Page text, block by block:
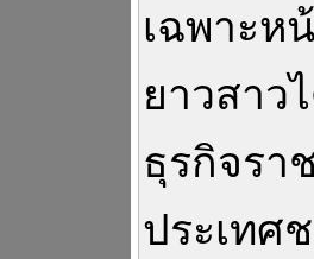
เฉพาะห
ยาวสาว
ธุรกิจรา
ประเทศ